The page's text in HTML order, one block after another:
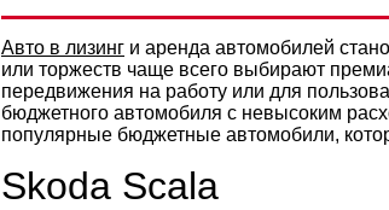
Авто в лизинг и аренда автомобилей
или торжеств чаще всего выбирают
передвижения на работу или для
бюджетного автомобиля с невысоким
популярные бюджетные автомобили,
Skoda Scala